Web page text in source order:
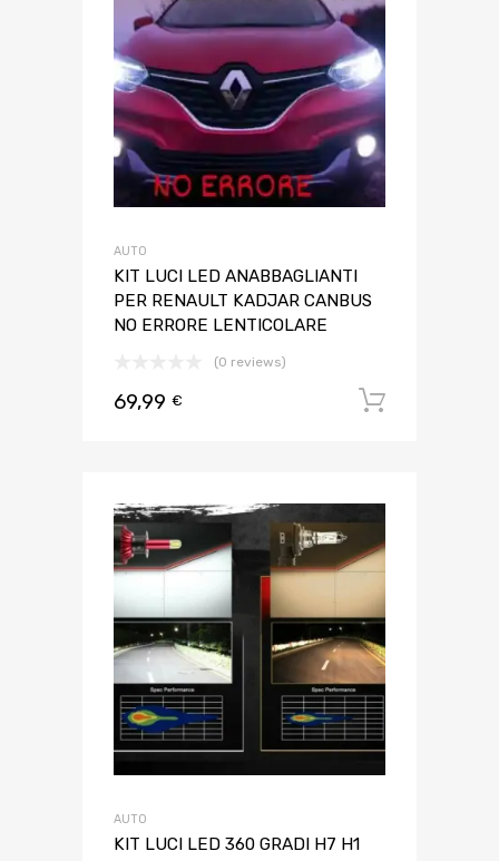
AUTO
KIT LUCI LED ANABBAGLIANTI
PER RENAULT KADJAR CANBUS
NO ERRORE LENTICOLARE
(0 reviews)
69,99 €
AUTO
KIT LUCI LED 360 GRADI H7 H1